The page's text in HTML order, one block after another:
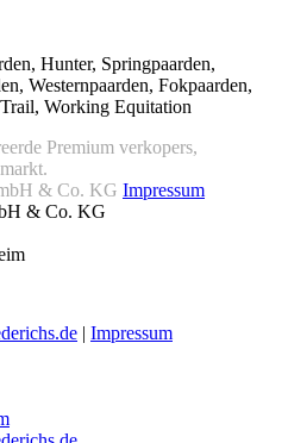
Hunter, Springpaarden,
Westernpaarden, Fokpaarden,
Working Equitation
Premium verkopers,
& Co. KG Impressum
& Co. KG
| Impressum